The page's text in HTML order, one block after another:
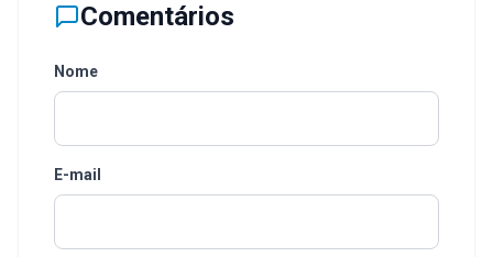
Comentários
Nome
E-mail